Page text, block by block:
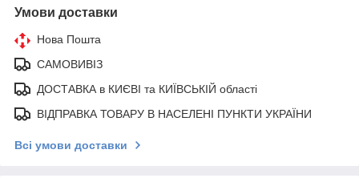
Умови доставки
Нова Пошта
САМОВИВІЗ
ДОСТАВКА в КИЄВІ та КИЇВСЬКІЙ області
ВІДПРАВКА ТОВАРУ В НАСЕЛЕНІ ПУНКТИ УКРАЇНИ
Всі умови доставки